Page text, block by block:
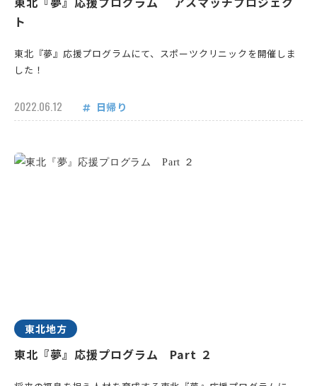
ト
東北『夢』応援プログラムにて、スポーツクリニックを開催しま
した！
2022.06.12 日帰り
東北地方
東北『夢』応援プログラム Part ２